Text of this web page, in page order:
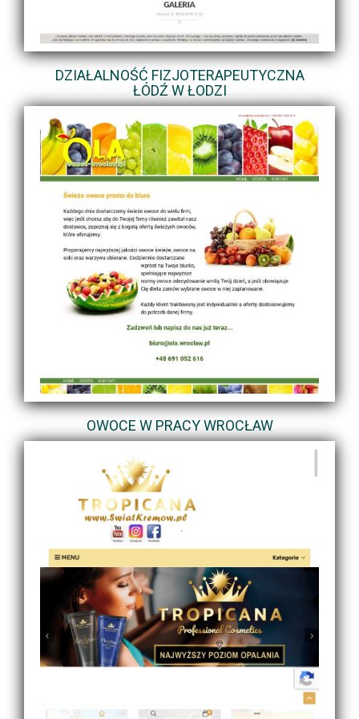
DZIAŁALNOŚĆ FIZJOTERAPEUTYCZNA
ŁÓDŹ W ŁODZI
OWOCE W PRACY WROCŁAW